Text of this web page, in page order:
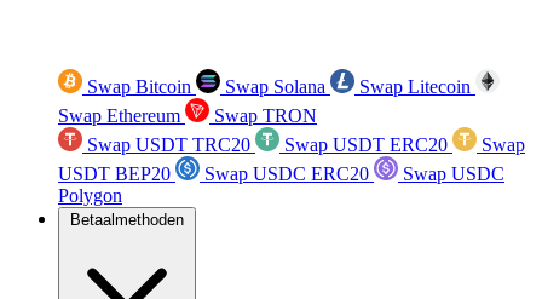
Swap Bitcoin Swap Solana
Swap Litecoin
Swap Ethereum
Swap TRON
Swap USDT TRC20
Swap USDT ERC20
Swap
USDT BEP20
Swap USDC ERC20
Swap USDC
Polygon
Betaalmethoden